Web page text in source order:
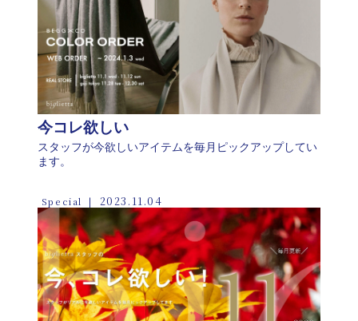
今コレ欲しい
スタッフが今欲しいアイテムを毎月ピックアップしてい
ます。
Special 2023.11.04